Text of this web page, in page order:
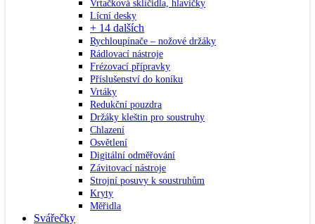
Vrtačková sklíčidla, hlavičky
Lícní desky
+ 14 dalších
Rychloupínače – nožové držáky
Rádlovací nástroje
Frézovací přípravky
Příslušenství do koníku
Vrtáky
Redukční pouzdra
Držáky kleštin pro soustruhy
Chlazení
Osvětlení
Digitální odměřování
Závitovací nástroje
Strojní posuvy k soustruhům
Kryty
Měřidla
Svářečky